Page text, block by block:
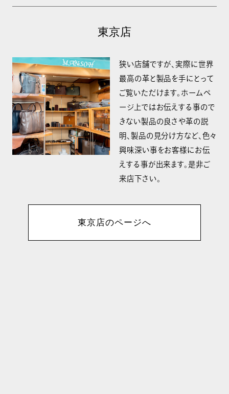
東京店
狭い店舗ですが、実際に世界
最高の革と製品を手にとって
ご覧いただけます。ホームペ
ージ上ではお伝えする事ので
きない製品の良さや革の説
明、製品の見分け方など、色々
興味深い事をお客様にお伝
えする事が出来ます。是非ご
来店下さい。
東京店のページへ